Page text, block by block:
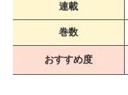
連載
巻数
おすすめ度